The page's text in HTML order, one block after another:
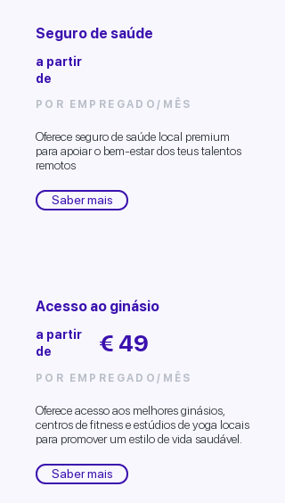
Seguro de saúde
a partir
de
POR EMPREGADO/MÊS
Oferece seguro de saúde local premium
para apoiar o bem-estar dos teus talentos
remotos
Saber mais
Acesso ao ginásio
a partir
de
€ 49
POR EMPREGADO/MÊS
Oferece acesso aos melhores ginásios,
centros de fitness e estúdios de yoga locais
para promover um estilo de vida saudável.
Saber mais